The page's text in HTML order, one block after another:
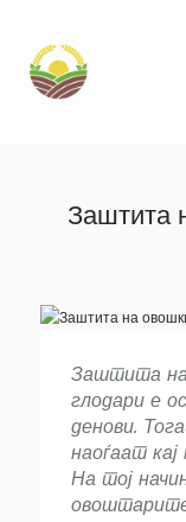
Заштита
Заштита
глодари е
денови.
наоѓаат
На тој